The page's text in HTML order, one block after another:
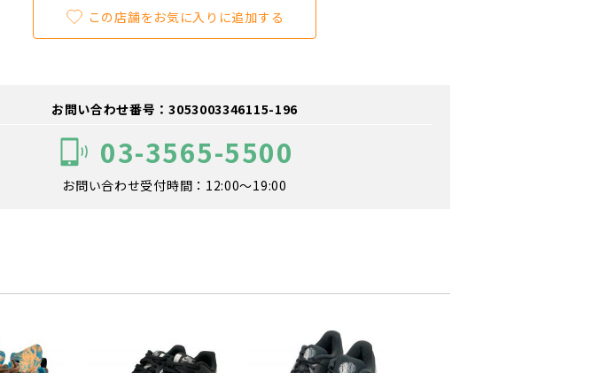
この店舗をお気に入りに追加する
お問い合わせ番号：3053003346115-196
03-3565-5500
お問い合わせ受付時間：12:00～19:00